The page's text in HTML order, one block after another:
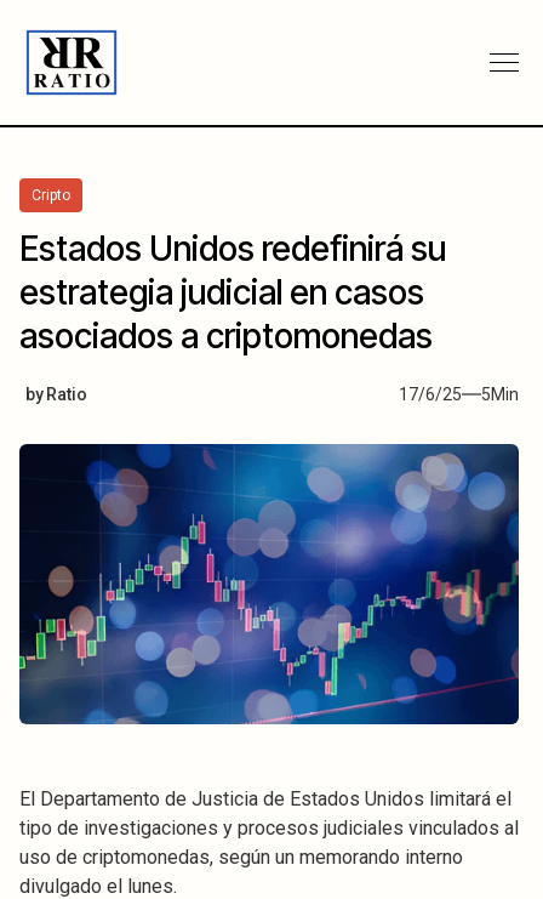
Cripto
Estados Unidos redefinirá su
estrategia judicial en casos
asociados a criptomonedas
by Ratio 17/6/25 5Min
El Departamento de Justicia de Estados Unidos limitará el
tipo de investigaciones y procesos judiciales vinculados al
uso de criptomonedas, según un memorando interno
divulgado el lunes.